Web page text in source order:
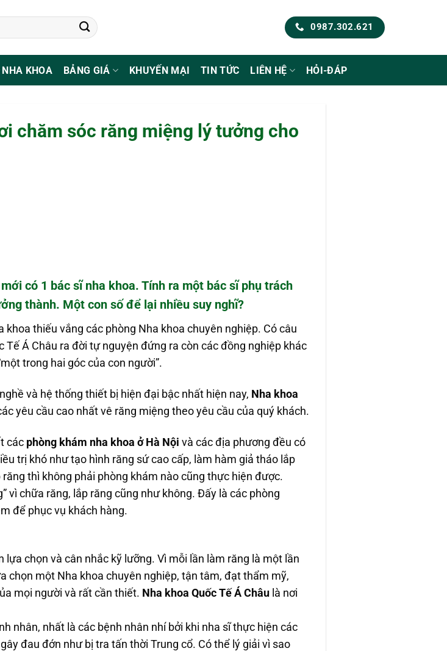
0987.302.621
KHOA BẢNG GIÁ KHUYẾN MẠI TIN TỨC LIÊN HỆ HỎI-ĐÁP
chăm sóc răng miệng lý tưởng cho
có 1 bác sĩ nha khoa. Tính ra một bác sĩ phụ trách
thành. Một con số để lại nhiều suy nghĩ?
thiếu vắng các phòng Nha khoa chuyên nghiệp. Có câu
Tế Á Châu ra đời tự nguyện đứng ra còn các đồng nghiệp khác
trong hai góc của con người”.
và hệ thống thiết bị hiện đại bậc nhất hiện nay, Nha khoa
yêu cầu cao nhất vê răng miệng theo yêu cầu của quý khách.
các phòng khám nha khoa ở Hà Nội và các địa phương đều có
trị khó như tạo hình răng sứ cao cấp, làm hàm giả tháo lắp
thì không phải phòng khám nào cũng thực hiện được.
vì chữa răng, lắp răng cũng như không. Đấy là các phòng
để phục vụ khách hàng.
lựa chọn và cân nhắc kỹ lưỡng. Vì mỗi lần làm răng là một lần
chọn một Nha khoa chuyên nghiệp, tận tâm, đạt thẩm mỹ,
mọi người và rất cần thiết. Nha khoa Quốc Tế Á Châulà nơi
nhân, nhất là các bệnh nhân nhí bởi khi nha sĩ thực hiện các
đau đớn như bị tra tấn thời Trung cổ. Có thể lý giải vì sao